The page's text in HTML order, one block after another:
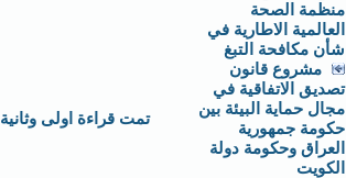
منظمة الصحة
العالمية الاطارية في
شأن مكافحة التبغ
مشروع قانون
تصديق الاتفاقية في
مجال حماية البيئة بين
حكومة جمهورية
العراق وحكومة دولة
الكويت
تمت قراءة اولى وثانية